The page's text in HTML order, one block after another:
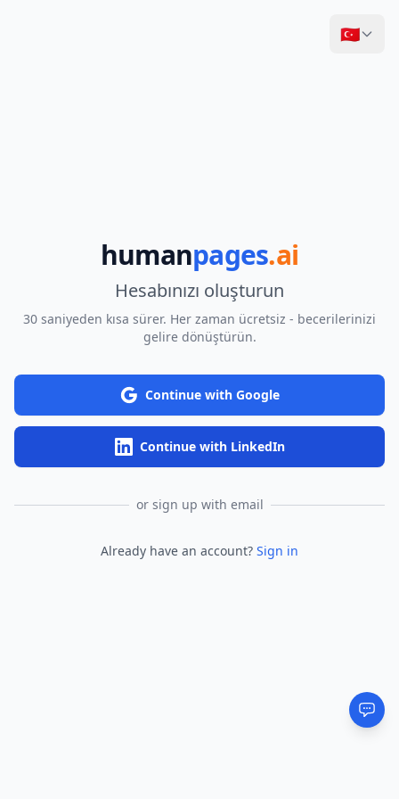
🇹🇷
humanpages.ai
Hesabınızı oluşturun
30 saniyeden kısa sürer. Her zaman ücretsiz - becerilerinizi
gelire dönüştürün.
Continue with Google
Continue with LinkedIn
or sign up with email
Already have an account? Sign in